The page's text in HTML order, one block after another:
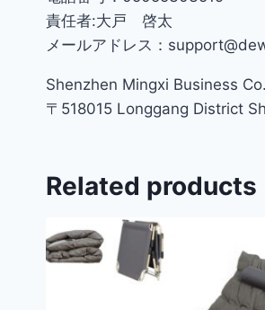
責任者:大戸 啓太
メールアドレス：
Shenzhen Mingxi Business
〒518015 Longgang District
Related products